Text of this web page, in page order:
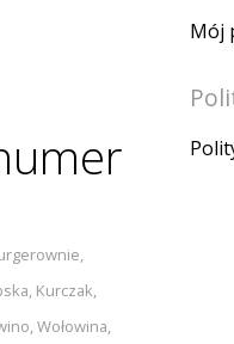
,
, Kurczak,
,Wołowina,
Mój